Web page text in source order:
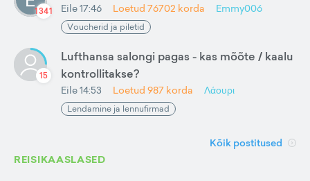
1341 Eile 17:46 Loetud 76702 korda Emmy006
Voucherid ja piletid
15
Lufthansa salongi pagas - kas mõõte / kaalu
kontrollitakse?
Eile 14:53 Loetud 987 korda Λάουρι
Lendamine ja lennufirmad
Kõik postitused
REISIKAASLASED